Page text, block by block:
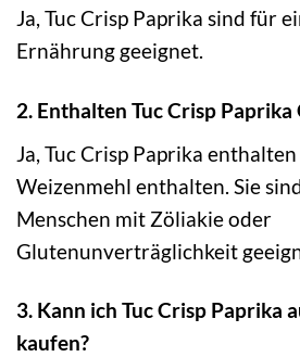
Ja, Tuc Crisp Paprika sind für
Ernährung geeignet.
2. Enthalten Tuc Crisp Paprika
Ja, Tuc Crisp Paprika
Weizenmehl enthalten. Sie
Menschen mit Zöliakie oder
Glutenunverträglichkeit
3. Kann ich Tuc Crisp Paprika
kaufen?